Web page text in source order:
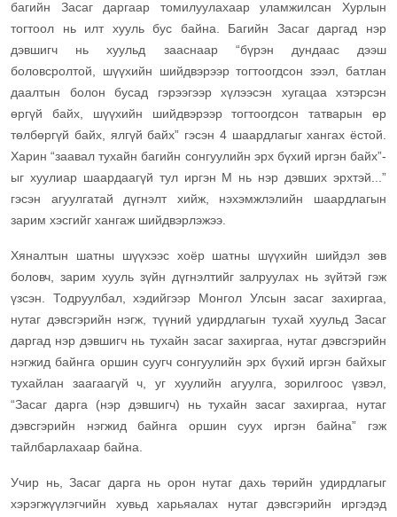
багийн Засаг даргаар томилуулахаар уламжилсан Хурлын
тогтоол нь илт хууль бус байна. Багийн Засаг даргад нэр
дэвшигч нь хуульд зааснаар “бүрэн дундаас дээш
боловсролтой, шүүхийн шийдвэрээр тогтоогдсон зээл, батлан
даалтын болон бусад гэрээгээр хүлээсэн хугацаа хэтэрсэн
өргүй байх, шүүхийн шийдвэрээр тогтоогдсон татварын өр
төлбөргүй байх, ялгүй байх” гэсэн 4 шаардлагыг хангах ёстой.
Харин “заавал тухайн багийн сонгуулийн эрх бүхий иргэн байх”-
ыг хуулиар шаардаагүй тул иргэн М нь нэр дэвших эрхтэй...”
гэсэн агуулгатай дүгнэлт хийж, нэхэмжлэлийн шаардлагын
зарим хэсгийг хангаж шийдвэрлэжээ.
Хяналтын шатны шүүхээс хоёр шатны шүүхийн шийдэл зөв
боловч, зарим хууль зүйн дүгнэлтийг залруулах нь зүйтэй гэж
үзсэн. Тодруулбал, хэдийгээр Монгол Улсын засаг захиргаа,
нутаг дэвсгэрийн нэгж, түүний удирдлагын тухай хуульд Засаг
даргад нэр дэвшигч нь тухайн засаг захиргаа, нутаг дэвсгэрийн
нэгжид байнга оршин суугч сонгуулийн эрх бүхий иргэн байхыг
тухайлан заагаагүй ч, уг хуулийн агуулга, зорилгоос үзвэл,
“Засаг дарга (нэр дэвшигч) нь тухайн засаг захиргаа, нутаг
дэвсгэрийн нэгжид байнга оршин суух иргэн байна” гэж
тайлбарлахаар байна.
Учир нь, Засаг дарга нь орон нутаг дахь төрийн удирдлагыг
хэрэгжүүлэгчийн хувьд харьяалах нутаг дэвсгэрийн иргэдэд